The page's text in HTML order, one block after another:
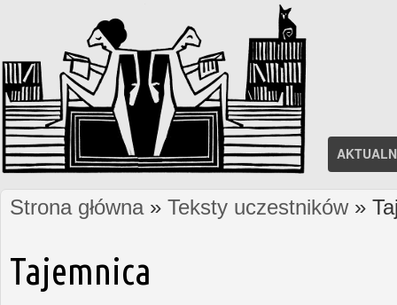
Jesteś tutaj
Strona główna» Teksty uczestników»
Tajemnica